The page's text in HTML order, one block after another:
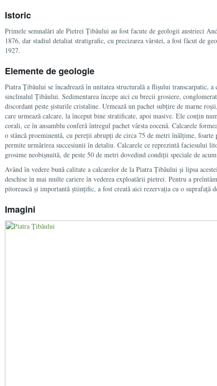
Istoric
Primele semnalări ale Pietrei Țibăului au fost facute de geologii austrieci
1876, dar stadiul detaliat stratigrafic, cu precizarea vârstei, a fost făcut de
1927.
Elemente de geologie
Piatra Țibăului se încadrează în unitatea structurală a flișului transcarpatic,
sinclinalul Țibăului. Sedimentarea începe aici cu brecii grosiere,
discordant peste șisturile cristaline. Urmează un pachet subțire de marne
care urmează calcare, la început bine stratificate, apoi masive. Ele conțin
corali, ce în ansamblu conferă întregul pachet vârsta eocenă. Calcarele
o stâncă proeminentă, cu pereții abrupți de circa 75 de metri înălțime, foarte
permite urmărirea succesiunii în detaliu. Calcarele ce reprezintă faciesului
grosime neobișnuită, de peste 50 de metri dovedind condiții speciale de
Având în vedere bună calitate a calcarelor de la Piatra Țibăului și lipsa
deschise în mai multe cariere în vederea exploatării pietrei. Pentru a
pitorească și importantă științific, a fost creată aici rezervația cu o suprafață
Imagini